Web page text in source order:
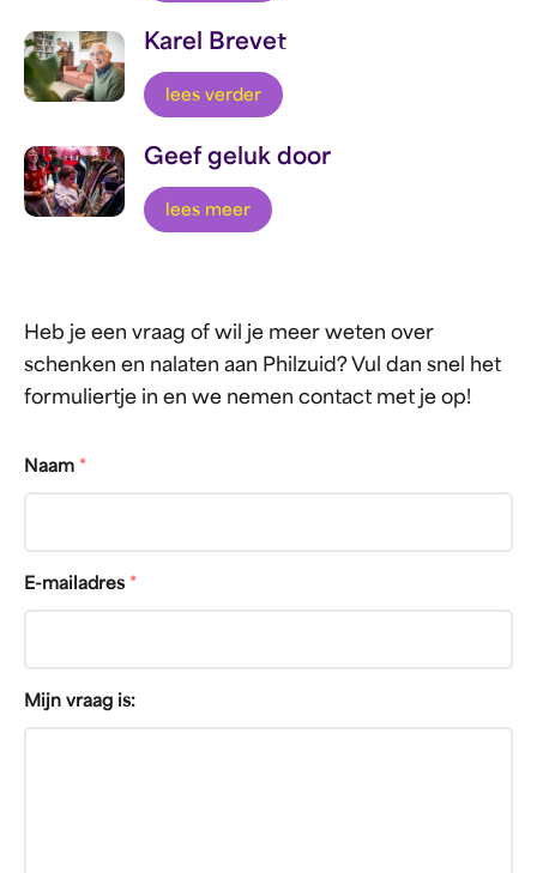
Karel Brevet
lees verder
Geef geluk door
lees meer
Heb je een vraag of wil je meer weten over
schenken en nalaten aan Philzuid? Vul dan snel het
formuliertje in en we nemen contact met je op!
Naam *
E-mailadres *
Mijn vraag is: